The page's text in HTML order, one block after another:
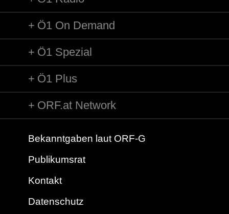
Ö1 On Demand
Ö1 Spezial
Ö1 Plus
ORF.at Network
Bekanntgaben laut ORF-G
Publikumsrat
Kontakt
Datenschutz